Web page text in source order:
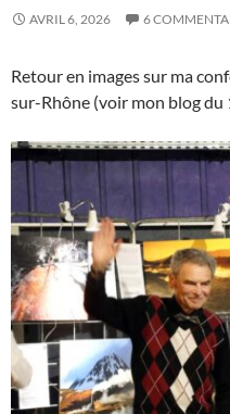
AVRIL 6, 2026 6
Retour en images sur ma
sur-Rhône (voir mon blog